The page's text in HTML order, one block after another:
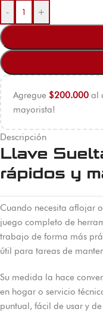
- +
Agregue $200.000 al
mayorista!
Descripción
Llave
rápidos y
Cuando necesita aflojar
juego completo de
trabajo de forma más
útil para tareas de
Su medida la hace
en hogar o servicio
puntual, fácil de usar y